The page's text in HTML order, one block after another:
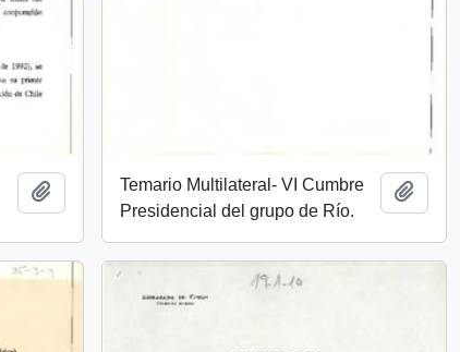
Añadir al portapapeles
Temario Multilateral- VI Cumbre
Presidencial del grupo de Río.